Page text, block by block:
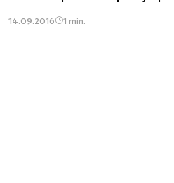
14.09.2016 1 min.